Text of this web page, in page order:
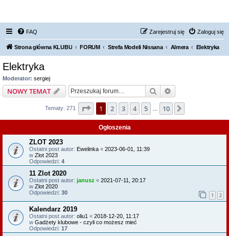
FAQ Zaloguj się
Zarejestruj się
Strona główna KLUBU FORUM Strefa Modeli Nissana Almera Elektryka
Elektryka
Moderator: sergiej
NOWY TEMAT Szukaj
Tematy: 271 Strona1 z10
1 2 3 4 5 10
Ogłoszenia
ZLOT 2023
Ostatni post autor: Ewelinka « 2023-06-01, 11:39
w Zlot 2023
Odpowiedzi: 4
11 Zlot 2020
Ostatni post autor: janusz « 2021-07-11, 20:17
w Zlot 2020
Odpowiedzi: 30 1 2
Kalendarz 2019
Ostatni post autor: oliu1 « 2018-12-20, 11:17
w Gadżety klubowe - czyli co możesz mieć
Odpowiedzi: 17